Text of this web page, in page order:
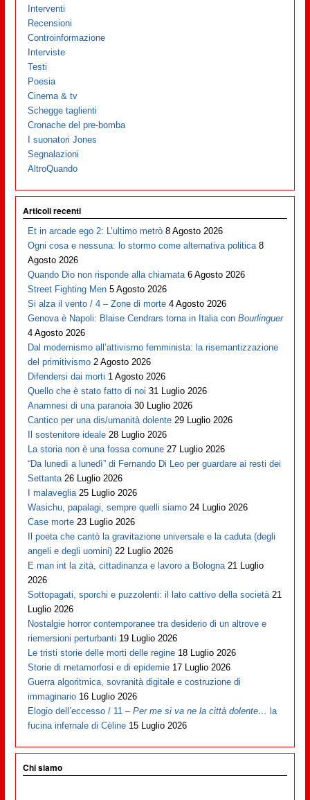
Interventi
Recensioni
Controinformazione
Interviste
Testi
Poesia
Cinema & tv
Schegge taglienti
Cronache del pre-bomba
I suonatori Jones
Segnalazioni
AltroQuando
Articoli recenti
Et in arcade ego 2: L’ultimo metrò 8 Agosto 2026
Ogni cosa e nessuna: lo stormo come alternativa politica 8
Agosto 2026
Quando Dio non risponde alla chiamata 6 Agosto 2026
Street Fighting Men 5 Agosto 2026
Si alza il vento / 4 – Zone di morte 4 Agosto 2026
Genova è Napoli: Blaise Cendrars torna in Italia conBourlinguer
4 Agosto 2026
Dal modernismo all’attivismo femminista: la risemantizzazione
del primitivismo 2 Agosto 2026
Difendersi dai morti 1 Agosto 2026
Quello che è stato fatto di noi 31 Luglio 2026
Anamnesi di una paranoia 30 Luglio 2026
Cantico per una dis/umanità dolente 29 Luglio 2026
Il sostenitore ideale 28 Luglio 2026
La storia non è una fossa comune 27 Luglio 2026
“Da lunedì a lunedì” di Fernando Di Leo per guardare ai resti dei
Settanta 26 Luglio 2026
I malaveglia 25 Luglio 2026
Wasichu, papalagi, sempre quelli siamo 24 Luglio 2026
Case morte 23 Luglio 2026
Il poeta che cantò la gravitazione universale e la caduta (degli
angeli e degli uomini) 22 Luglio 2026
E man int la zità, cittadinanza e lavoro a Bologna 21 Luglio
2026
Sottopagati, sporchi e puzzolenti: il lato cattivo della società 21
Luglio 2026
Nostalgie horror contemporanee tra desiderio di un altrove e
riemersioni perturbanti 19 Luglio 2026
Le tristi storie delle morti delle regine 18 Luglio 2026
Storie di metamorfosi e di epidemie 17 Luglio 2026
Guerra algoritmica, sovranità digitale e costruzione di
immaginario 16 Luglio 2026
Elogio dell’eccesso / 11 –Per me si va ne la città dolente… la
fucina infernale di Cèline 15 Luglio 2026
Chi siamo